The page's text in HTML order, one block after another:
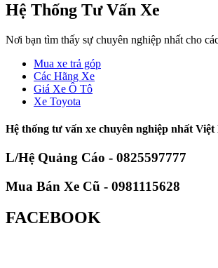
Hệ Thống Tư Vấn Xe
Nơi bạn tìm thấy sự chuyên nghiệp nhất cho
Mua xe trả góp
Các Hãng Xe
Giá Xe Ô Tô
Xe Toyota
Hệ thống tư vấn xe chuyên nghiệp nhất Việt
L/Hệ Quảng Cáo - 0825597777
Mua Bán Xe Cũ - 0981115628
FACEBOOK